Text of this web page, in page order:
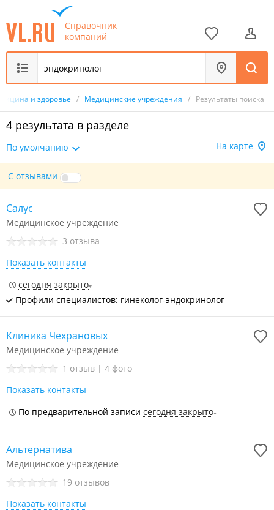
Справочник
компаний
и здоровье / Медицинские учреждения / Результаты поиска
4 результата в разделе
По умолчанию На карте
С отзывами
Салус
Медицинское учреждение
3 отзыва
Показать контакты
сегодня закрыто
Профили специалистов: гинеколог-эндокринолог
Клиника Чехрановых
Медицинское учреждение
1 отзыв | 4 фото
Показать контакты
По предварительной записи сегодня закрыто
Альтернатива
Медицинское учреждение
19 отзывов
Показать контакты